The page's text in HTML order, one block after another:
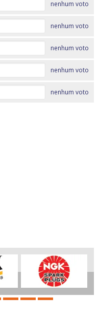
nenhum voto
nenhum voto
nenhum voto
nenhum voto
nenhum voto